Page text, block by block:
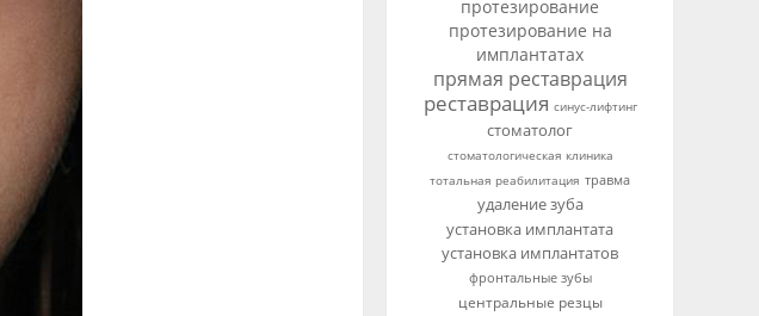
протезирование
протезирование на
имплантатах
прямая реставрация
реставрация синус-лифтинг
стоматолог
стоматологическая клиника
тотальная реабилитация травма
удаление зуба
установка имплантата
установка имплантатов
фронтальные зубы
центральные резцы